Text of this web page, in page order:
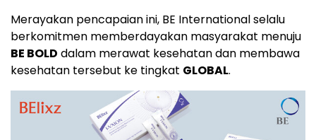
Merayakan pencapaian ini, BE International selalu
berkomitmen memberdayakan masyarakat menuju
BE BOLD dalam merawat kesehatan dan membawa
kesehatan tersebut ke tingkat GLOBAL.